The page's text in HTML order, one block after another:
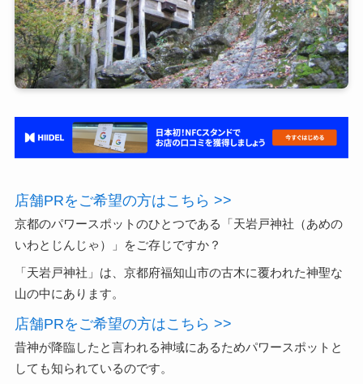
店舗PRをご希望の方はこちら >>
京都のパワースポットのひとつである「天岩戸神社（あめの
いわとじんじゃ）」をご存じですか？
「天岩戸神社」は、京都府福知山市の古木に覆われた神聖な
山の中にあります。
店舗PRをご希望の方はこちら >>
昔神が降臨したと言われる神域にあるためパワースポットと
しても知られているのです。